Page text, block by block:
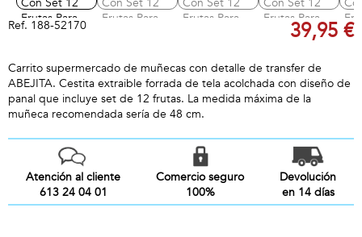
Ref. 188-52170 39,95 €
Carrito supermercado de muñecas con detalle de transfer de
ABEJITA. Cestita extraible forrada de tela acolchada con diseño de
panal que incluye set de 12 frutas. La medida máxima de la
muñeca recomendada sería de 48 cm.
Atención al cliente
613 24 04 01
Comercio seguro
100%
Devolución
en 14 días